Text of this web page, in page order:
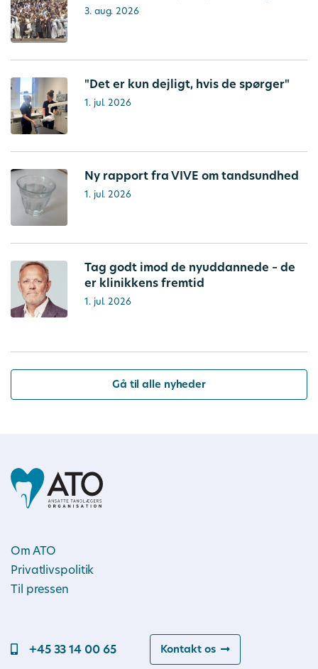
3. aug. 2026
"Det er kun dejligt, hvis de spørger"
1. jul. 2026
Ny rapport fra VIVE om tandsundhed
1. jul. 2026
Tag godt imod de nyuddannede – de
er klinikkens fremtid
1. jul. 2026
Gå til alle nyheder
Om ATO
Privatlivspolitik
Til pressen
+45 33 14 00 65 Kontakt os